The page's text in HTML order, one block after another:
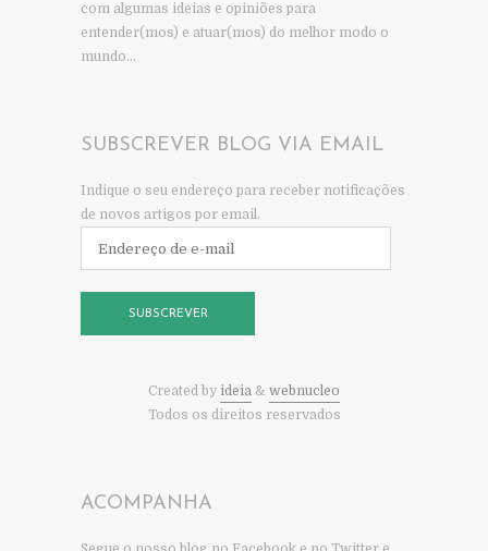
com algumas ideias e opiniões para
entender(mos) e atuar(mos) do melhor modo o
mundo…
SUBSCREVER BLOG VIA EMAIL
Indique o seu endereço para receber notificações
de novos artigos por email.
SUBSCREVER
Created by ideia & webnucleo
Todos os direitos reservados
ACOMPANHA